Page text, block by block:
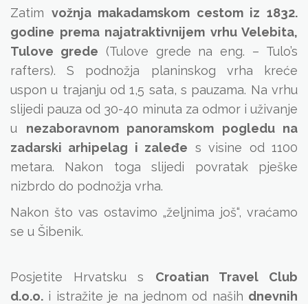
Zatim vožnja makadamskom cestom iz 1832.
godine prema najatraktivnijem vrhu Velebita,
Tulove grede (Tulove grede na eng. – Tulo’s
rafters). S podnožja planinskog vrha kreće
uspon u trajanju od 1,5 sata, s pauzama. Na vrhu
slijedi pauza od 30-40 minuta za odmor i uživanje
u nezaboravnom panoramskom pogledu na
zadarski arhipelag i zaleđe s visine od 1100
metara. Nakon toga slijedi povratak pješke
nizbrdo do podnožja vrha.
Nakon što vas ostavimo „željnima još“, vraćamo
se u Šibenik.
Posjetite Hrvatsku s Croatian Travel Club
d.o.o. i istražite je na jednom od naših dnevnih